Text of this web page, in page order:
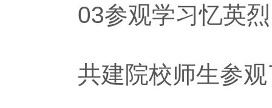
03参观学习忆英烈
共建院校师生参观